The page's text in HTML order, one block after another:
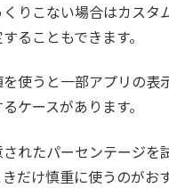
りこない場合はカスタ
ることもできます。
使うと一部アプリの表
ケースがあります。
れたパーセンテージを
だけ慎重に使うのがお